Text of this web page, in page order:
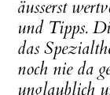
äusserst
und Tipps.
das
noch nie da
unglaublich